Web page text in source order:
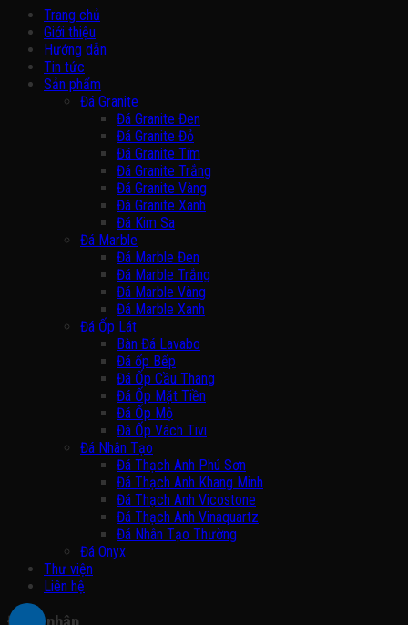
Trang chủ
Giới thiệu
Hướng dẫn
Tin tức
Sản phẩm
Đá Granite
Đá Granite Đen
Đá Granite Đỏ
Đá Granite Tím
Đá Granite Trắng
Đá Granite Vàng
Đá Granite Xanh
Đá Kim Sa
Đá Marble
Đá Marble Đen
Đá Marble Trắng
Đá Marble Vàng
Đá Marble Xanh
Đá Ốp Lát
Bàn Đá Lavabo
Đá ốp Bếp
Đá Ốp Cầu Thang
Đá Ốp Mặt Tiền
Đá Ốp Mộ
Đá Ốp Vách Tivi
Đá Nhân Tạo
Đá Thạch Anh Phú Sơn
Đá Thạch Anh Khang Minh
Đá Thạch Anh Vicostone
Đá Thạch Anh Vinaquartz
Đá Nhân Tạo Thường
Đá Onyx
Thư viện
Liên hệ